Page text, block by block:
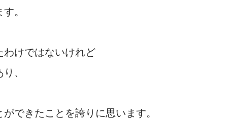
。
けではないけれど
、
できたことを誇りに思います。